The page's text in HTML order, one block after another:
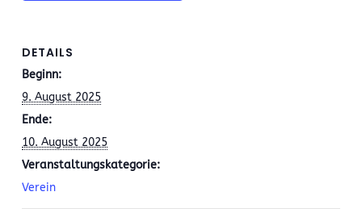
DETAILS
Beginn:
9. August 2025
Ende:
10. August 2025
Veranstaltungskategorie:
Verein